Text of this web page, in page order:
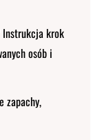
Instrukcja krok
osób i
zapachy,